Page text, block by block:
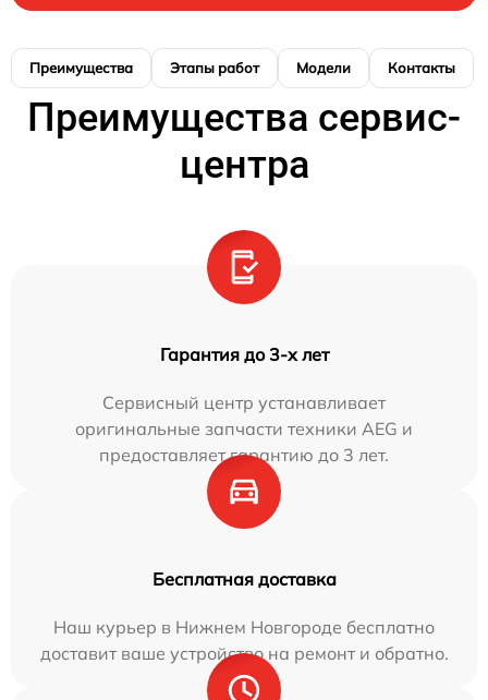
Преимущества Этапы работ Модели Контакты
Преимущества сервис-
центра
Гарантия до 3-х лет
Сервисный центр устанавливает
оригинальные запчасти техники AEG и
предоставляет гарантию до 3 лет.
Бесплатная доставка
Наш курьер в Нижнем Новгороде бесплатно
доставит ваше устройство на ремонт и обратно.